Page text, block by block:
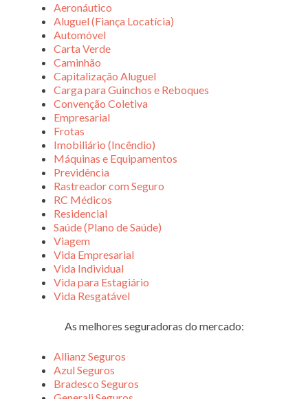
Aeronáutico
Aluguel (Fiança Locatícia)
Automóvel
Carta Verde
Caminhão
Capitalização Aluguel
Carga para Guinchos e Reboques
Convenção Coletiva
Empresarial
Frotas
Imobiliário (Incêndio)
Máquinas e Equipamentos
Previdência
Rastreador com Seguro
RC Médicos
Residencial
Saúde (Plano de Saúde)
Viagem
Vida Empresarial
Vida Individual
Vida para Estagiário
Vida Resgatável
As melhores seguradoras do mercado:
Allianz Seguros
Azul Seguros
Bradesco Seguros